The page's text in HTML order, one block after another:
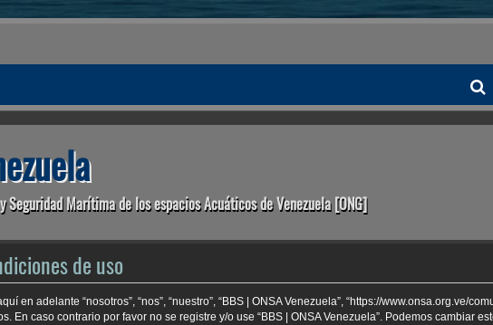
r
Seguridad Marítima de los espacios Acuáticos de Venezuela [ONG]
de uso
en adelante “nosotros”, “nos”, “nuestro”, “BBS | ONSA Venezuela”, “https://www.onsa.org.ve/
En caso contrario por favor no se registre y/o use “BBS | ONSA Venezuela”. Podemos cambiar